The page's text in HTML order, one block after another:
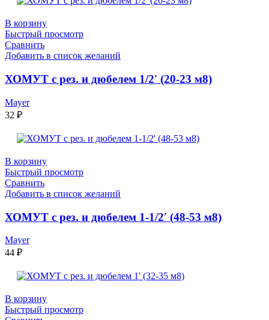
В корзину
Быстрый просмотр
Сравнить
Добавить в список желаний
ХОМУТ с рез. и дюбелем 1/2′ (20-23 м8)
Mayer
32 ₽
В корзину
Быстрый просмотр
Сравнить
Добавить в список желаний
ХОМУТ с рез. и дюбелем 1-1/2′ (48-53 м8)
Mayer
44 ₽
В корзину
Быстрый просмотр